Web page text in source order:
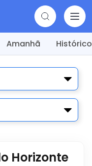
Amanhã Histórico
Horizonte